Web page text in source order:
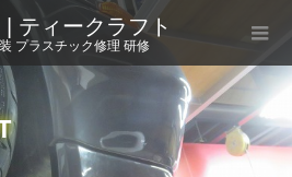
| ティークラフト
プラスチック修理 研修